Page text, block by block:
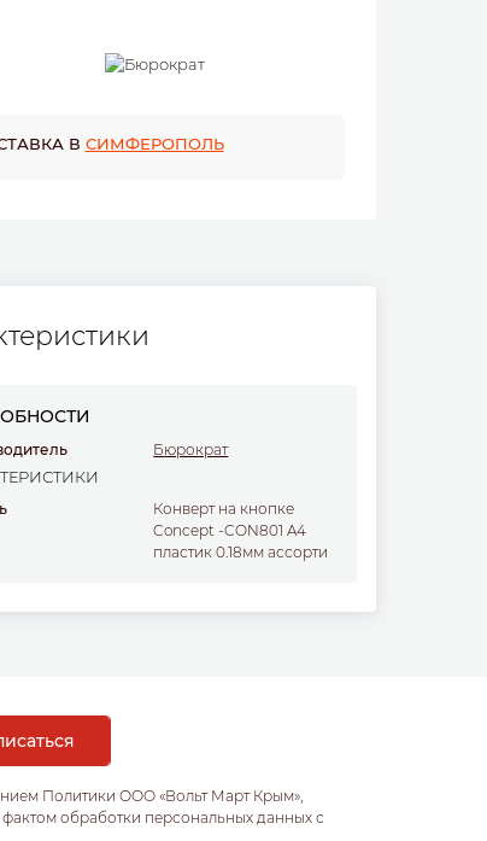
В СИМФЕРОПОЛЬ
Бюрократ
Конверт на кнопке
Concept -CON801 A4
пластик 0.18мм ассорти
Политики ООО «Вольт Март Крым»,
обработки персональных данных с